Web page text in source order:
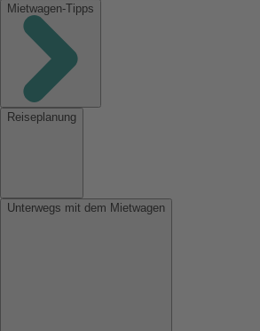
Mietwagen-Tipps
Reiseplanung
Unterwegs mit dem Mietwagen